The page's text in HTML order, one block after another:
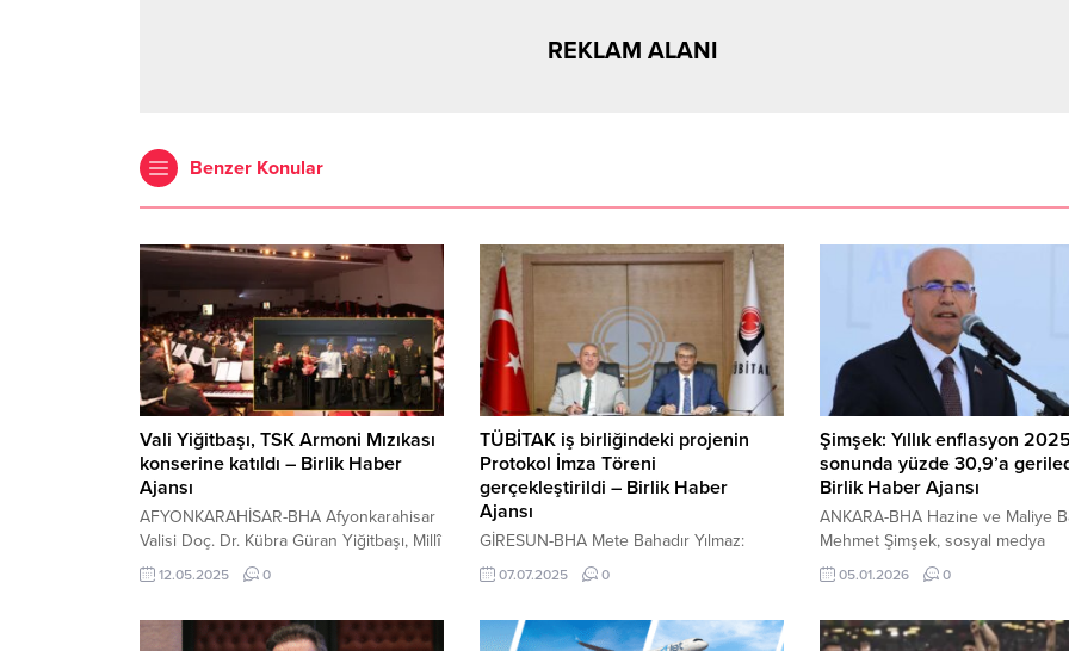
REKLAM ALANI
Benzer Konular
Vali Yiğitbaşı, TSK Armoni Mızıkası
konserine katıldı – Birlik Haber
Ajansı
AFYONKARAHİSAR-BHA Afyonkarahisar
Valisi Doç. Dr. Kübra Güran Yiğitbaşı, Millî
Savunma Bakanlığı Yönetim Hizmetleri
Genel Müdürlüğü Türk Silahlı Kuvvetleri
düzenlenen konsere katıldı. Etkinlik,
12.05.2025 0
TÜBİTAK iş birliğindeki projenin
Protokol İmza Töreni
gerçekleştirildi – Birlik Haber
Ajansı
GİRESUN-BHA Mete Bahadır Yılmaz:
Türkiye Yüzyılına azimle yürüyoruz
İçeriği Görüntüle DOKAP Bölge Kalkınma
Türkiye Bilimsel ve Teknolojik Araştırma
07.07.2025 0
Şimşek: Yıllık enflasyon 2025
sonunda yüzde 30,9’a
Birlik Haber Ajansı
ANKARA-BHA Hazine ve Maliye
Mehmet Şimşek, sosyal medya
hesabından yaptığı paylaşımda
Aralık ayı enflasyon verilerine
2025 yılının dezenflasyon süreci
05.01.2026 0